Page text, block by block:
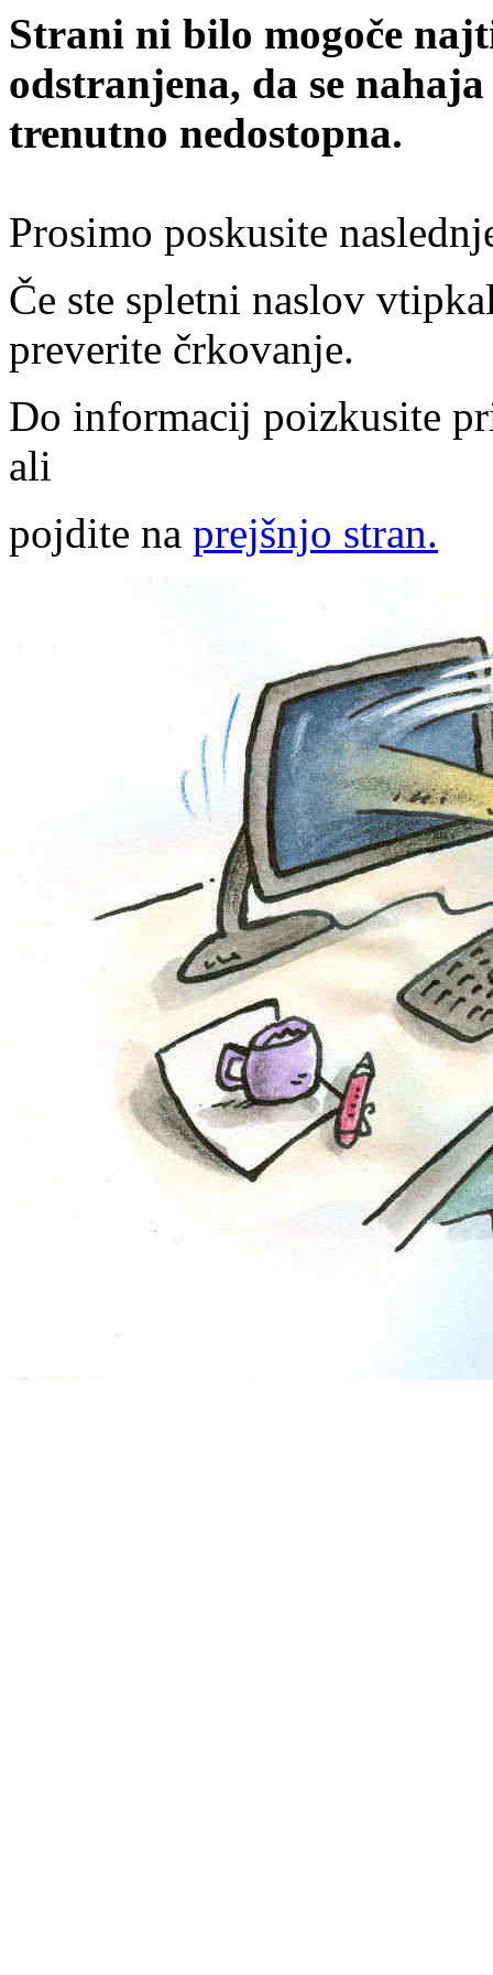
Strani ni bilo mogoče
odstranjena, da se
trenutno nedostopna.
Prosimo poskusite
Če ste spletni naslov
preverite črkovanje.
Do informacij poizkusite
ali
pojdite na prejšnjo stran.